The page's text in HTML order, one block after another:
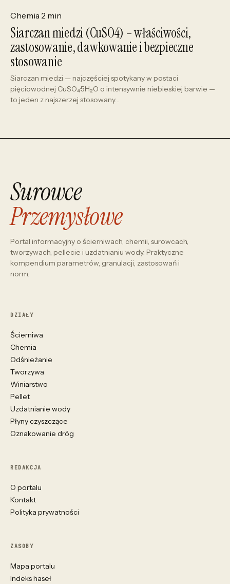
Chemia 2 min
Siarczan miedzi (CuSO4) – właściwości,
zastosowanie, dawkowanie i bezpieczne
stosowanie
Siarczan miedzi — najczęściej spotykany w postaci
pięciowodnej CuSO₄·5H₂O o intensywnie niebieskiej barwie —
to jeden z najszerzej stosowany…
Surowce
Przemysłowe
Portal informacyjny o ścierniwach, chemii, surowcach,
tworzywach, pellecie i uzdatnianiu wody. Praktyczne
kompendium parametrów, granulacji, zastosowań i
norm.
DZIAŁY
Ścierniwa
Chemia
Odśnieżanie
Tworzywa
Winiarstwo
Pellet
Uzdatnianie wody
Płyny czyszczące
Oznakowanie dróg
REDAKCJA
O portalu
Kontakt
Polityka prywatności
ZASOBY
Mapa portalu
Indeks haseł